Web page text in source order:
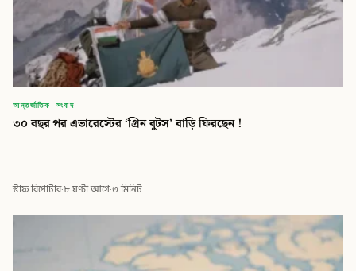
আন্তর্জাতিক সংবাদ
৩০ বছর পর এভারেস্টের ‘গ্রিন বুটস’ বাড়ি ফিরছেন !
স্টাফ রিপোর্টার·৮ ঘণ্টা আগে·৩ মিনিট